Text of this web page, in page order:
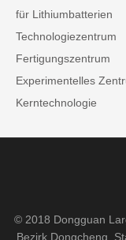
für Lithiumbatterien
Technologiezentrum
Fertigungszentrum
Experimentelles
Kerntechnologie
© 2018 Dongguan
Bezirk Dongcheng,